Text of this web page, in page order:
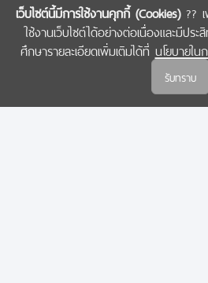
เว็บไซต์นี้มีการใช้งานคุกกี้ (Cookies)?? เ
ใช้งานเว็บไซต์ได้อย่างต่อเนื่องและมีป
ศึกษารายละเอียดเพิ่มเติมได้ที่ นโยบายใ
รับทราบ
COPYRIGHT © 2022 สำนักงานคณะกรรมการส่ง
(สกสว.)
นโยบายในการคุ้มครองข้อมู